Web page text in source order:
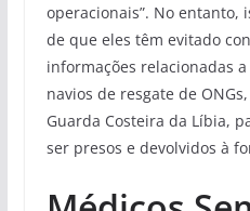
operacionais”. No entanto,
de que eles têm evitado
informações relacionadas
navios de resgate de
Guarda Costeira da Líbia,
ser presos e devolvidos à